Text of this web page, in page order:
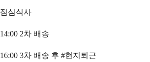
점심식사
14:00 2차 배송
16:00 3차 배송 후 #현지퇴근